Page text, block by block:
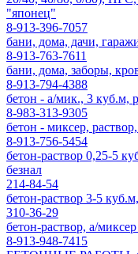
"японец"
8-913-396-7057
бани, дома, дачи,
8-913-763-7611
бани, дома, заборы,
8-913-794-4388
бетон - а/мик., 3 куб.м,
8-983-313-9305
бетон - миксер,
8-913-756-5454
бетон-раствор 0,25-5
безнал
214-84-54
бетон-раствор 3-5
310-36-29
бетон-раствор, а/
8-913-948-7415